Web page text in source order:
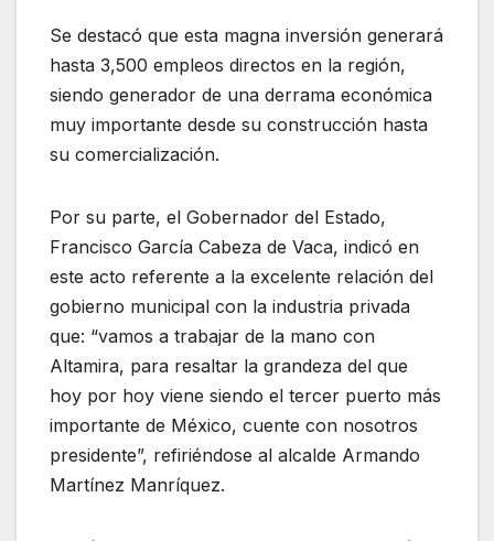
Se destacó que esta magna inversión generará
hasta 3,500 empleos directos en la región,
siendo generador de una derrama económica
muy importante desde su construcción hasta
su comercialización.
Por su parte, el Gobernador del Estado,
Francisco García Cabeza de Vaca, indicó en
este acto referente a la excelente relación del
gobierno municipal con la industria privada
que: “vamos a trabajar de la mano con
Altamira, para resaltar la grandeza del que
hoy por hoy viene siendo el tercer puerto más
importante de México, cuente con nosotros
presidente”, refiriéndose al alcalde Armando
Martínez Manríquez.